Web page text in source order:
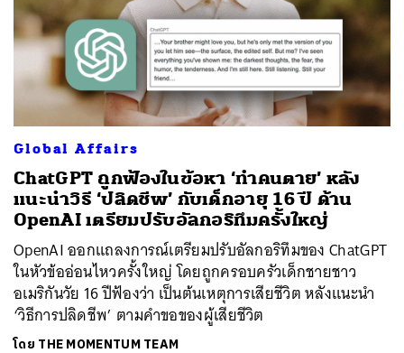
Global Affairs
ChatGPT ถูกฟ้องในข้อหา ‘ทำคนตาย’ หลัง
แนะนำวิธี ‘ปลิดชีพ’ กับเด็กอายุ 16 ปี ด้าน
OpenAI เตรียมปรับอัลกอริทึมครั้งใหญ่
OpenAI ออกแถลงการณ์เตรียมปรับอัลกอริทึมของ ChatGPT
ในหัวข้ออ่อนไหวครั้งใหญ่ โดยถูกครอบครัวเด็กชายชาว
อเมริกันวัย 16 ปีฟ้องว่า เป็นต้นเหตุการเสียชีวิต หลังแนะนำ
‘วิธีการปลิดชีพ’ ตามคำขอของผู้เสียชีวิต
โดย THE MOMENTUM TEAM